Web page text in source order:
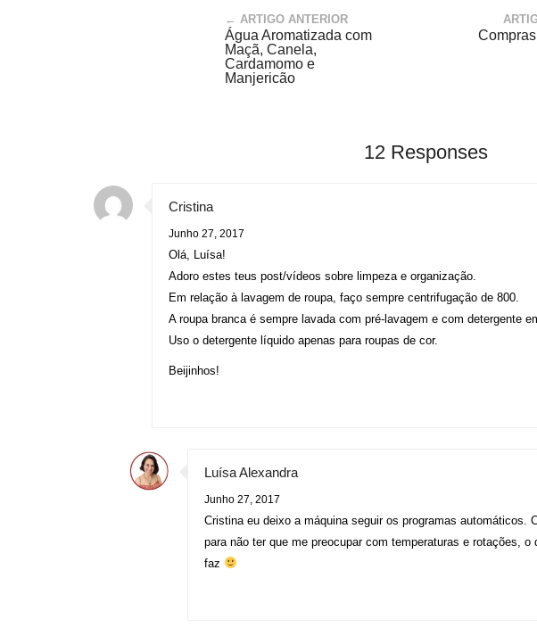
← ARTIGO ANTERIOR
Água Aromatizada com
Maçã, Canela,
Cardamomo e
Manjericão
12 Responses
Cristina
Junho 27, 2017
Olá, Luísa!
Adoro estes teus post/vídeos sobre limpeza e organização.
Em relação à lavagem de roupa, faço sempre centrifugação de 800.
A roupa branca é sempre lavada com pré-lavagem e com detergente
Uso o detergente líquido apenas para roupas de cor.
Beijinhos!
Luísa Alexandra
Junho 27, 2017
Cristina eu deixo a máquina seguir os programas automáticos.
para não ter que me preocupar com temperaturas e rotações,
faz